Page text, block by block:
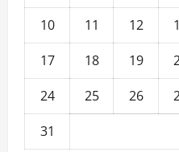
10
11 12
17
18 19
24
25 26
31